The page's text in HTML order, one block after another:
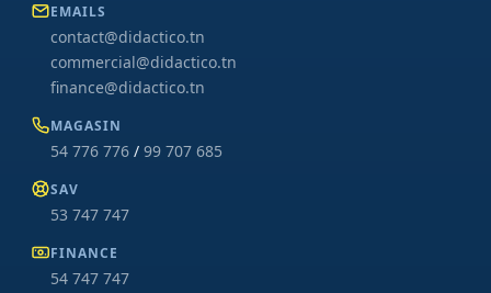
EMAILS
contact@didactico.tn
commercial@didactico.tn
finance@didactico.tn
MAGASIN
54 776 776 / 99 707 685
SAV
53 747 747
FINANCE
54 747 747